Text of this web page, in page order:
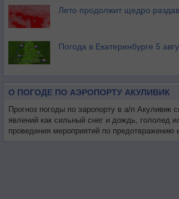
Лето продолжит щедро
Погода в Екатеринбурге 5
О ПОГОДЕ ПО АЭРОПОРТУ АКУЛИВИК
Прогноз погоды по эаропорту в а/п
явлений как сильный снег и дождь, гололед
проведения мероприятий по